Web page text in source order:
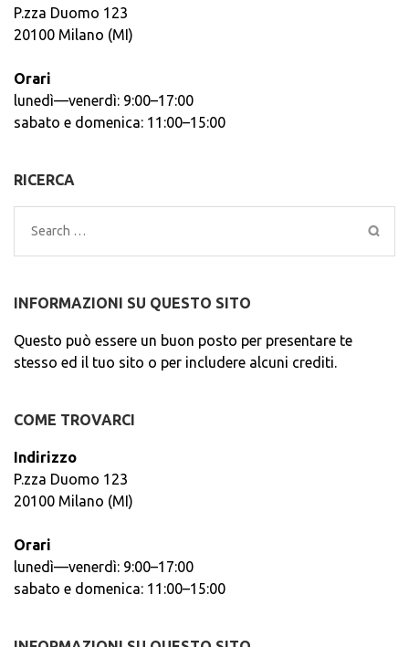
P.zza Duomo 123
20100 Milano (MI)
Orari
lunedì—venerdì: 9:00–17:00
sabato e domenica: 11:00–15:00
RICERCA
Search
for:
INFORMAZIONI SU QUESTO SITO
Questo può essere un buon posto per presentare te
stesso ed il tuo sito o per includere alcuni crediti.
COME TROVARCI
Indirizzo
P.zza Duomo 123
20100 Milano (MI)
Orari
lunedì—venerdì: 9:00–17:00
sabato e domenica: 11:00–15:00